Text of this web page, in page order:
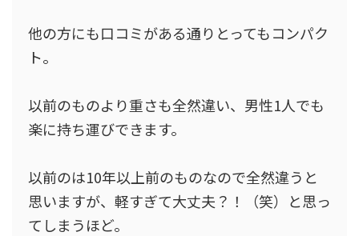
他の方にも口コミがある通りとってもコンパク
ト。
以前のものより重さも全然違い、男性1人でも
楽に持ち運びできます。
以前のは10年以上前のものなので全然違うと
思いますが、軽すぎて大丈夫？！（笑）と思っ
てしまうほど。